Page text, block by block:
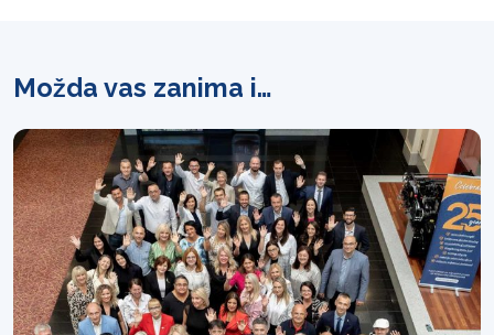
Možda vas zanima i…